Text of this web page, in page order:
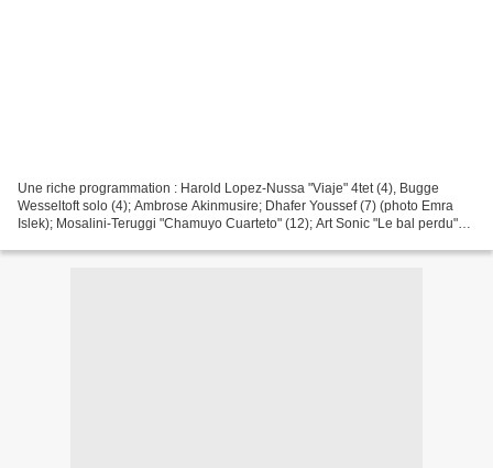
Une riche programmation : Harold Lopez-Nussa "Viaje" 4tet (4), Bugge
Wesseltoft solo (4); Ambrose Akinmusire; Dhafer Youssef (7) (photo Emra
Islek); Mosalini-Teruggi "Chamuyo Cuarteto" (12); Art Sonic "Le bal perdu"